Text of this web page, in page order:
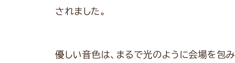
されました。
優しい音色は、まるで光のように会場を包